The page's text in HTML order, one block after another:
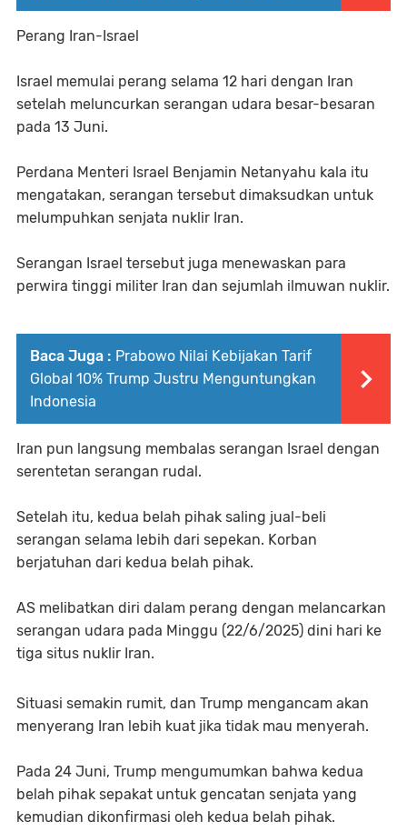
Perang Iran-Israel
Israel memulai perang selama 12 hari dengan Iran
setelah meluncurkan serangan udara besar-besaran
pada 13 Juni.
Perdana Menteri Israel Benjamin Netanyahu kala itu
mengatakan, serangan tersebut dimaksudkan untuk
melumpuhkan senjata nuklir Iran.
Serangan Israel tersebut juga menewaskan para
perwira tinggi militer Iran dan sejumlah ilmuwan nuklir.
Baca Juga : Prabowo Nilai Kebijakan Tarif
Global 10% Trump Justru Menguntungkan
Indonesia
Iran pun langsung membalas serangan Israel dengan
serentetan serangan rudal.
Setelah itu, kedua belah pihak saling jual-beli
serangan selama lebih dari sepekan. Korban
berjatuhan dari kedua belah pihak.
AS melibatkan diri dalam perang dengan melancarkan
serangan udara pada Minggu (22/6/2025) dini hari ke
tiga situs nuklir Iran.
Situasi semakin rumit, dan Trump mengancam akan
menyerang Iran lebih kuat jika tidak mau menyerah.
Pada 24 Juni, Trump mengumumkan bahwa kedua
belah pihak sepakat untuk gencatan senjata yang
kemudian dikonfirmasi oleh kedua belah pihak.